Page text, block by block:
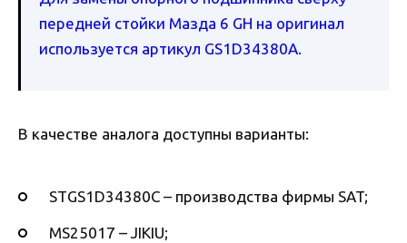
передней стойки Мазда 6 GH на оригинал
используется артикул GS1D34380A.
В качестве аналога доступны варианты:
STGS1D34380C – производства фирмы SAT;
MS25017 – JIKIU;